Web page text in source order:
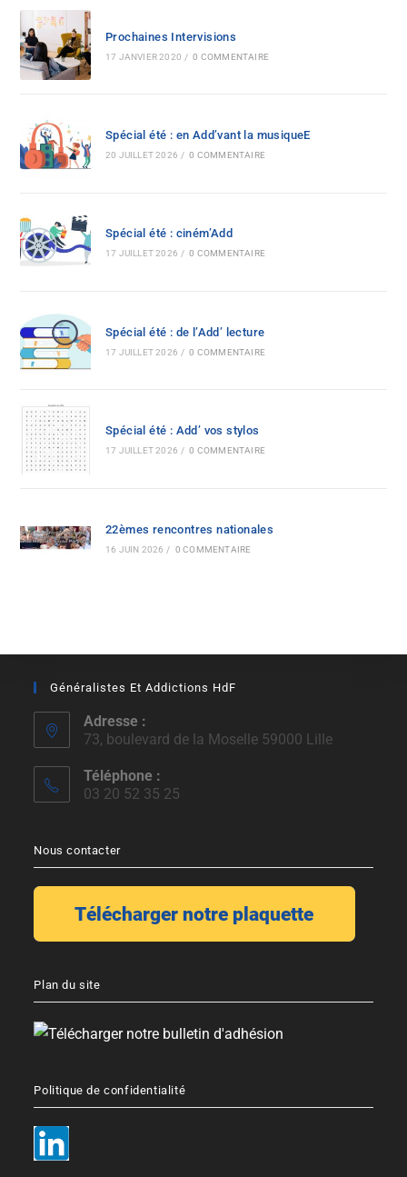
Prochaines Intervisions
17 JANVIER 2020 / 0 COMMENTAIRE
Spécial été : en Add’vant la musiqueE
20 JUILLET 2026 / 0 COMMENTAIRE
Spécial été : ciném’Add
17 JUILLET 2026 / 0 COMMENTAIRE
Spécial été : de l’Add’ lecture
17 JUILLET 2026 / 0 COMMENTAIRE
Spécial été : Add’ vos stylos
17 JUILLET 2026 / 0 COMMENTAIRE
22èmes rencontres nationales
16 JUIN 2026 / 0 COMMENTAIRE
Généralistes Et Addictions HdF
Adresse :
73, boulevard de la Moselle 59000 Lille
Téléphone :
03 20 52 35 25
Nous contacter
Plan du site
Politique de confidentialité